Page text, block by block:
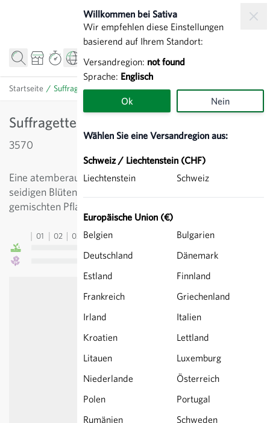
Willkommen bei Sativa
Wir empfehlen diese Einstellungen
basierend auf Ihrem Standort:
Versandregion: not found
Sprache: Englisch
Ok Nein
Wählen Sie eine Versandregion aus:
Schweiz / Liechtenstein (CHF)
Liechtenstein
Schweiz
Europäische Union (€)
Belgien
Bulgarien
Deutschland
Dänemark
Estland
Finnland
Frankreich
Griechenland
Irland
Italien
Kroatien
Lettland
Litauen
Luxemburg
Niederlande
Österreich
Polen
Portugal
Rumänien
Schweden
Startseite / Suffragette - Triumph Tulpe
Suffragette - Triumph Tulpe
3570
Eine atemberaubende reinweiße Triumph-Tulpe mit
seidigen Blüten. Wirkt in Gruppen aber auch in
gemischten Pflanzungen sehr schön.
01 02 03 04 05 09 10